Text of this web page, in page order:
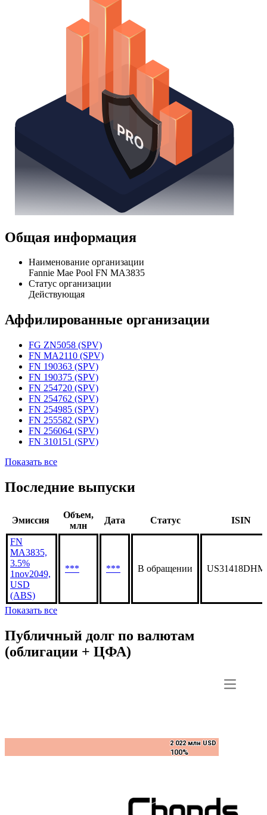
Общая информация
Наименование организации
Fannie Mae Pool FN MA3835
Статус организации
Действующая
Аффилированные организации
FG ZN5058 (SPV)
FN MA2110 (SPV)
FN 190363 (SPV)
FN 190375 (SPV)
FN 254720 (SPV)
FN 254762 (SPV)
FN 254985 (SPV)
FN 255582 (SPV)
FN 256064 (SPV)
FN 310151 (SPV)
Показать все
Последние выпуски
Эмиссия
Объем,
млн
Дата Статус ISIN
FN
MA3835,
3.5%
1nov2049,
USD
(ABS)
*** *** В обращении
Показать все
Публичный долг по валютам
(облигации + ЦФА)
2 022 млн USD
100%
2 022 млн USD
100%